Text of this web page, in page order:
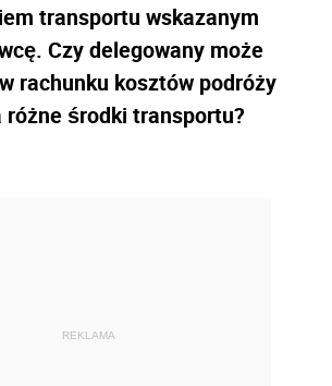
transportu wskazanym
Czy delegowany może
rachunku kosztów podróży
różne środki transportu?
REKLAMA